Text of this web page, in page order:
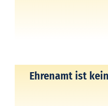
Ehrenamt ist